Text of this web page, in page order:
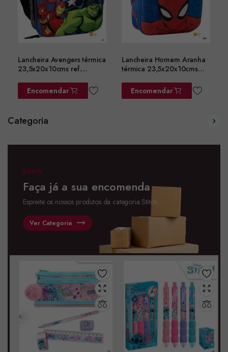
Lancheira Avengers térmica
23,5x20x10cms ref.
Encomendar
Lancheira Homem Aranha
térmica 23,5x20x10cms
Encomendar
Categoria
Stitch
Faça já a sua encomenda
Espreite os nossos produtos da categoria Stitch...
Ver Categoria